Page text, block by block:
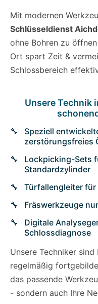
Mit modernen
Schlüsseldienst
ohne Bohren zu
Ort spart Zeit &
Schlossbereich
Unsere Technik
Speziell
zerstörungsfreies
Lockpicking-Sets
Standardzylinder
Türfallengleiter für
Fräswerkzeuge
Digitale
Schlossdiagnose
Unsere Techniker
regelmäßig
das passende
- sondern auch Ihre